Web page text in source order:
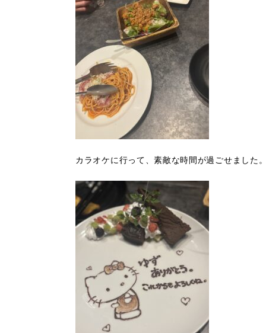
カラオケに行って、素敵な時間が過ごせました。